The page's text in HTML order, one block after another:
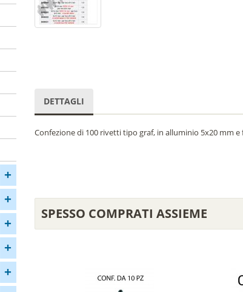
+
+
+
+
+
DETTAGLI
Confezione di 100 rivetti tipo graf, in alluminio 5x20 mm
SPESSO COMPRATI ASSIEME